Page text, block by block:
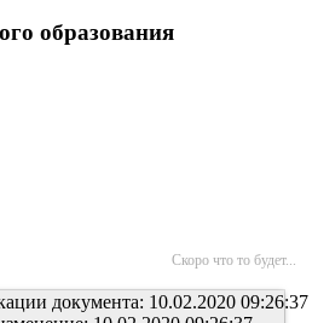
образования
Скоро что то будет...
документа: 10.02.2020 09:26:37